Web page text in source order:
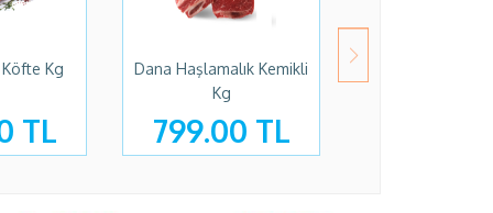
Kg
TL
Dana Haşlamalık Kemikli
Kg
799.00 TL